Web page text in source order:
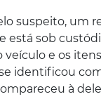
suspeito, um
está sob
e os
identificou
à